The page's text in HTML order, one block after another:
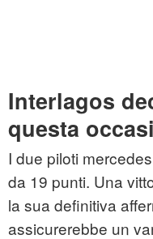
Interlagos
questa
I due piloti
da 19 punti. Una
la sua definitiva
assicurerebbe un